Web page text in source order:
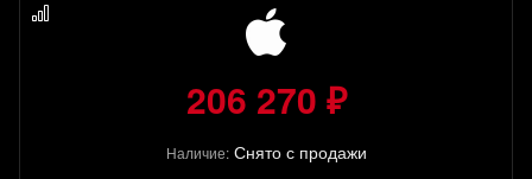
206 270 ₽
Наличие: Снято с продажи